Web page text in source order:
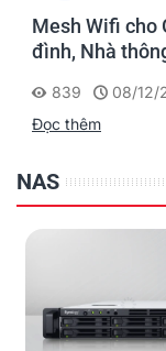
Mesh Wifi cho
đình, Nhà
phòng nhỏ
839
08/12/
Đọc thêm
NAS